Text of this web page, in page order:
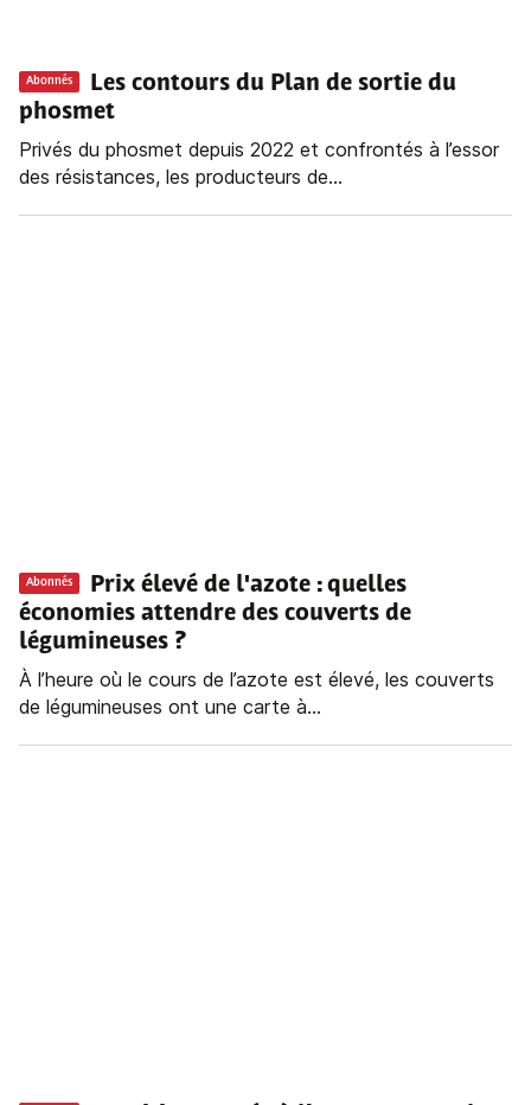
Abonnés
Les contours du Plan de sortie du
phosmet
Privés du phosmet depuis 2022 et confrontés à l’essor
des résistances, les producteurs de...
Abonnés
Prix élevé de l'azote : quelles
économies attendre des couverts de
légumineuses ?
À l’heure où le cours de l’azote est élevé, les couverts
de légumineuses ont une carte à...